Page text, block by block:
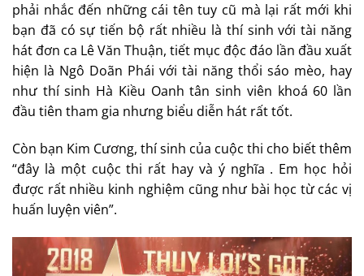
phải nhắc đến những cái tên tuy cũ mà lại rất mới khi
bạn đã có sự tiến bộ rất nhiều là thí sinh với tài năng
hát đơn ca Lê Văn Thuận, tiết mục độc đáo lần đầu xuất
hiện là Ngô Doãn Phái với tài năng thổi sáo mèo, hay
như thí sinh Hà Kiều Oanh tân sinh viên khoá 60 lần
đầu tiên tham gia nhưng biểu diễn hát rất tốt.
Còn bạn Kim Cương, thí sinh của cuộc thi cho biết thêm
“đây là một cuộc thi rất hay và ý nghĩa . Em học hỏi
được rất nhiều kinh nghiệm cũng như bài học từ các vị
huấn luyện viên”.